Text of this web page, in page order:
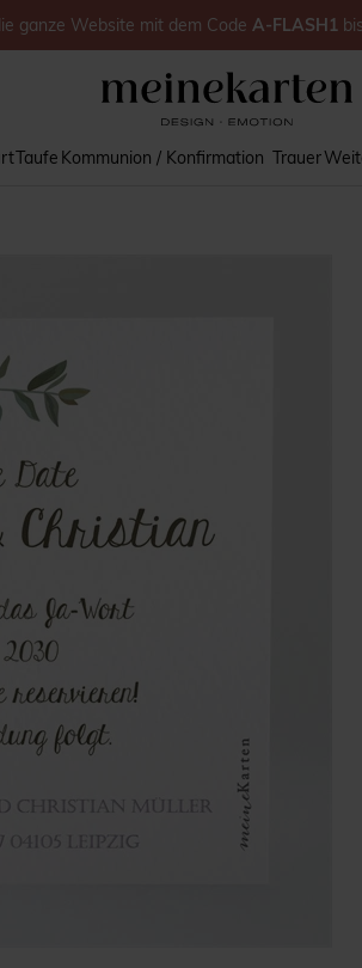
Taufe Kommunion / Konfirmation Trauer
ganze Website mit dem Code A-FLASH1 bis